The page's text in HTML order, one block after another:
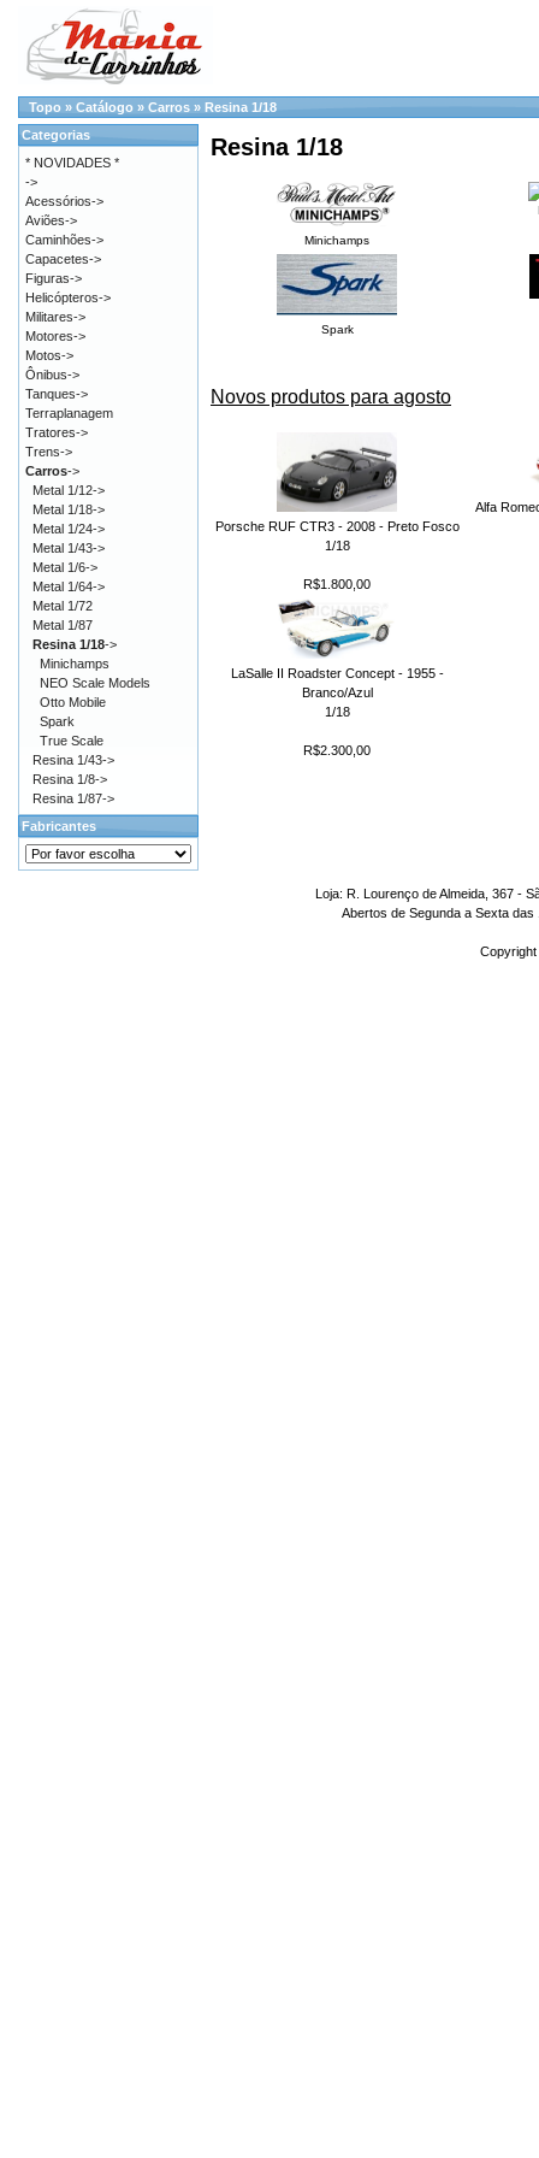
Topo » Catálogo » Carros » Resina 1/18
Resina 1/18
Minichamps
Spark
Novos produtos para agosto
Porsche RUF CTR3 - 2008 - Preto Fosco
1/18
R$1.800,00
Alfa
LaSalle II Roadster Concept - 1955 -
Branco/Azul
1/18
R$2.300,00
Categorias
* NOVIDADES *
->
Acessórios->
Aviões->
Caminhões->
Capacetes->
Figuras->
Helicópteros->
Militares->
Motores->
Motos->
Ônibus->
Tanques->
Terraplanagem
Tratores->
Trens->
Carros->
Metal 1/12->
Metal 1/18->
Metal 1/24->
Metal 1/43->
Metal 1/6->
Metal 1/64->
Metal 1/72
Metal 1/87
Resina 1/18->
Minichamps
NEO Scale Models
Otto Mobile
Spark
True Scale
Resina 1/43->
Resina 1/8->
Resina 1/87->
Fabricantes
Loja: R. Lourenço de Almeida, 367 -
Abertos de Segunda a Sexta